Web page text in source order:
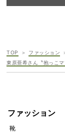
TOP
ファッション
東原亜希さん〝抱っこ
ファッション
靴